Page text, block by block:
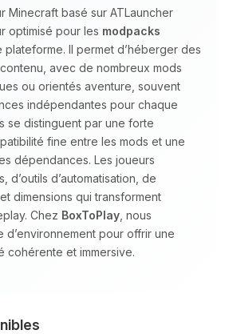
Minecraft basé sur ATLauncher
optimisé pour les modpacks
plateforme. Il permet d’héberger des
avec de nombreux mods
ou orientés aventure, souvent
indépendantes pour chaque
se distinguent par une forte
fine entre les mods et une
dépendances. Les joueurs
d’outils d’automatisation, de
dimensions qui transforment
Chez BoxToPlay , nous
pour offrir une
cohérente et immersive.
quelqu’un pour me
Moi c’est Choupy, ton petit
BoxToPlay. Dis-moi ce dont
et je vais remuer mes
pour t’aider.
à 05:48